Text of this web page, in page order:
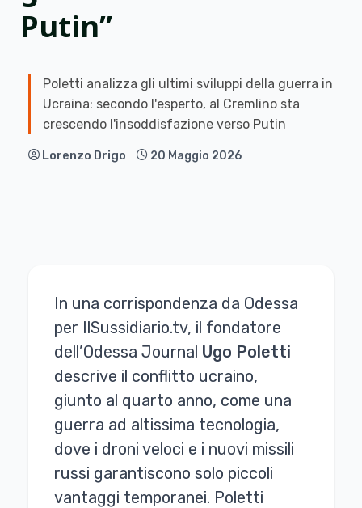
Putin”
Poletti analizza gli ultimi sviluppi della guerra in
Ucraina: secondo l'esperto, al Cremlino sta
crescendo l'insoddisfazione verso Putin
Lorenzo Drigo 20 Maggio 2026
In una corrispondenza da Odessa
per IlSussidiario.tv, il fondatore
dell’Odessa Journal Ugo Poletti
descrive il conflitto ucraino,
giunto al quarto anno, come una
guerra ad altissima tecnologia,
dove i droni veloci e i nuovi missili
russi garantiscono solo piccoli
vantaggi temporanei. Poletti